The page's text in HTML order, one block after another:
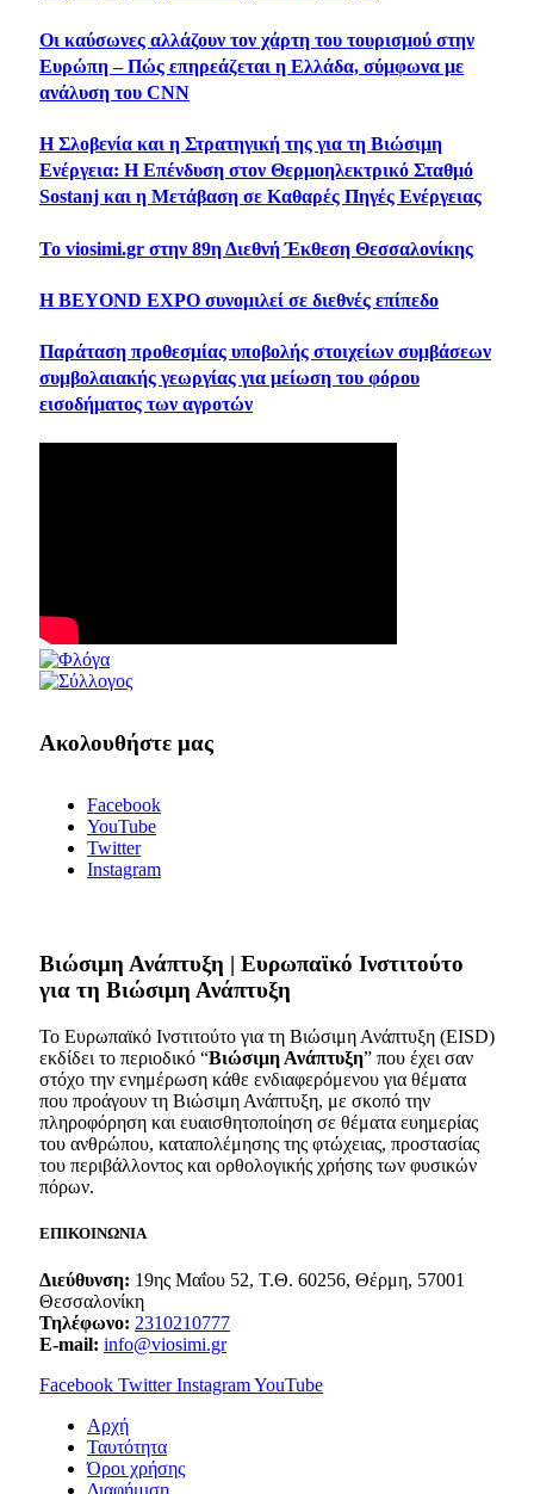
Οι καύσωνες αλλάζουν τον χάρτη του τουρισμού στην
Ευρώπη – Πώς επηρεάζεται η Ελλάδα, σύμφωνα με
ανάλυση του CNN
Η Σλοβενία ​​και η Στρατηγική της για τη Βιώσιμη
Ενέργεια: Η Επένδυση στον Θερμοηλεκτρικό Σταθμό
Sostanj και η Μετάβαση σε Καθαρές Πηγές Ενέργειας
Το viosimi.gr στην 89η Διεθνή Έκθεση Θεσσαλονίκης
Η BEYOND EXPO συνομιλεί σε διεθνές επίπεδο
Παράταση προθεσμίας υποβολής στοιχείων συμβάσεων
συμβολαιακής γεωργίας για μείωση του φόρου
εισοδήματος των αγροτών
Ακολουθήστε μας
Facebook
YouTube
Twitter
Instagram
Bιώσιμη Ανάπτυξη | Ευρωπαϊκό Ινστιτούτο
για τη Βιώσιμη Ανάπτυξη
Το Ευρωπαϊκό Ινστιτούτο για τη Βιώσιμη Ανάπτυξη (EISD)
εκδίδει το περιοδικό “Βιώσιμη Ανάπτυξη” που έχει σαν
στόχο την ενημέρωση κάθε ενδιαφερόμενου για θέματα
που προάγουν τη Βιώσιμη Ανάπτυξη, με σκοπό την
πληροφόρηση και ευαισθητοποίηση σε θέματα ευημερίας
του ανθρώπου, καταπολέμησης της φτώχειας, προστασίας
του περιβάλλοντος και ορθολογικής χρήσης των φυσικών
πόρων.
ΕΠΙΚΟΙΝΩΝΙΑ
Διεύθυνση: 19ης Μαΐου 52, Τ.Θ. 60256, Θέρμη, 57001
Θεσσαλονίκη
Τηλέφωνο: 2310210777
E-mail: info@viosimi.gr
Facebook Twitter InstagramYouTube
Aρχή
Ταυτότητα
Όροι χρήσης